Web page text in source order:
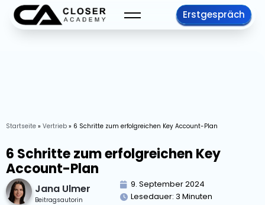
Erstgespräch
Startseite » Vertrieb » 6 Schritte zum erfolgreichen Key Account-Plan
6 Schritte zum erfolgreichen Key
Account-Plan
Jana Ulmer
Beitragsautorin
9. September 2024
Lesedauer: 3 Minuten